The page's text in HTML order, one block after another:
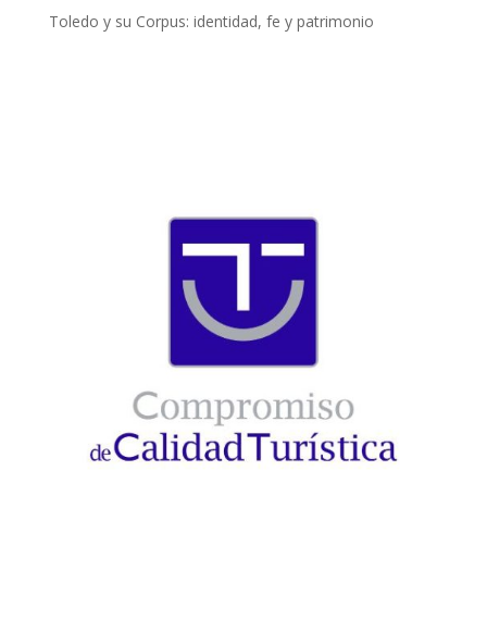
Toledo y su Corpus: identidad, fe y patrimonio